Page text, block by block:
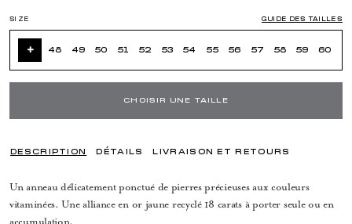
SIZE GUIDE DES TAILLES
+ 48 49 50 51 52 53 54 55 56 57 58 59 60
CHOISIR UNE TAILLE
DESCRIPTION DÉTAILS LIVRAISON ET RETOURS
Un anneau délicatement ponctué de pierres précieuses aux couleurs
vitaminées. Une alliance en or jaune recyclé 18 carats à porter seule ou en
accumulation.